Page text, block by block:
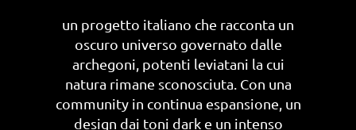
un progetto italiano che racconta un
oscuro universo governato dalle
archegoni, potenti leviatani la cui
natura rimane sconosciuta. Con una
community in continua espansione, un
design dai toni dark e un intenso